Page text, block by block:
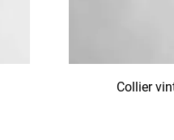
Collier